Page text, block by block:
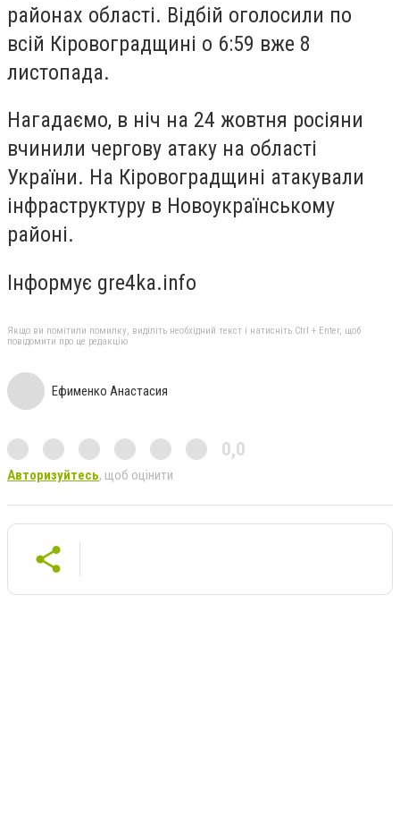
районах області. Відбій оголосили по
всій Кіровоградщині о 6:59 вже 8
листопада.
Нагадаємо, в ніч на 24 жовтня росіяни
вчинили чергову атаку на області
України. На Кіровоградщині атакували
інфраструктуру в Новоукраїнському
районі.
Інформує gre4ka.info
Якщо ви помітили помилку, виділіть необхідний текст і натисніть Ctrl + Enter, щоб
повідомити про це редакцію
Ефименко Анастасия
0,0
Авторизуйтесь, щоб оцінити